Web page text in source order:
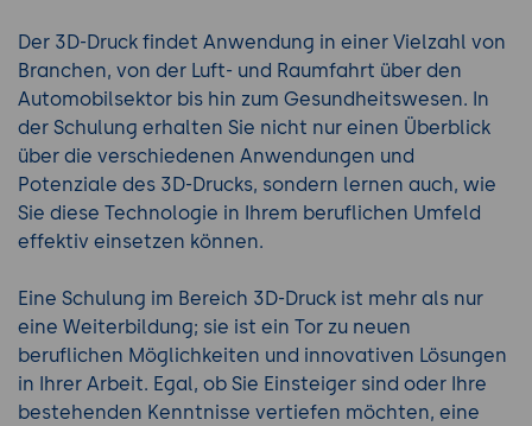
Der 3D-Druck findet Anwendung in einer Vielzahl von
Branchen, von der Luft- und Raumfahrt über den
Automobilsektor bis hin zum Gesundheitswesen. In
der Schulung erhalten Sie nicht nur einen Überblick
über die verschiedenen Anwendungen und
Potenziale des 3D-Drucks, sondern lernen auch, wie
Sie diese Technologie in Ihrem beruflichen Umfeld
effektiv einsetzen können.
Eine Schulung im Bereich 3D-Druck ist mehr als nur
eine Weiterbildung; sie ist ein Tor zu neuen
beruflichen Möglichkeiten und innovativen Lösungen
in Ihrer Arbeit. Egal, ob Sie Einsteiger sind oder Ihre
bestehenden Kenntnisse vertiefen möchten, eine